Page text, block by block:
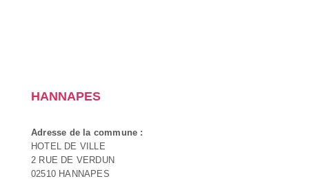
HANNAPES
Adresse de la commune :
HOTEL DE VILLE
2 RUE DE VERDUN
02510 HANNAPES